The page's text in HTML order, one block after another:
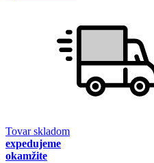
Tovar skladom
expedujeme
okamžite